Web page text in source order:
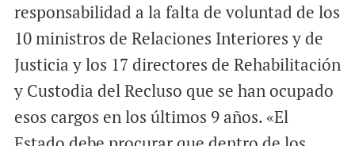
responsabilidad a la falta de voluntad de los
10 ministros de Relaciones Interiores y de
Justicia y los 17 directores de Rehabilitación
y Custodia del Recluso que se han ocupado
esos cargos en los últimos 9 años. «El